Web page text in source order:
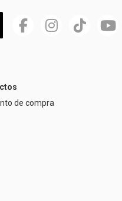
de compra